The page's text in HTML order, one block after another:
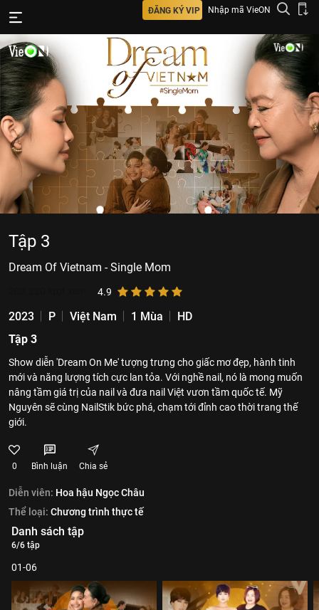
ĐĂNG KÝ VIP Nhập mã VieON
Tập 3
Dream Of Vietnam - Single Mom
4.9
2023 P Việt Nam 1 Mùa
HD
Tập 3
Show diễn 'Dream On Me' tượng trưng cho giấc mơ đẹp, hành tinh
mới và năng lượng tích cực lan tỏa. Với nghề nail, nó là mong muốn
nâng tầm giá trị của nail và đưa nail Việt vươn tầm quốc tế. Mỹ
Nguyên sẽ cùng NailStik bức phá, chạm tới đỉnh cao thời trang thế
giới.
0 Bình luận Chia sẻ
Diễn viên: Hoa hậu Ngọc Châu
Thể loại: Chương trình thực tế
Danh sách tập
6/6 tập
01-06